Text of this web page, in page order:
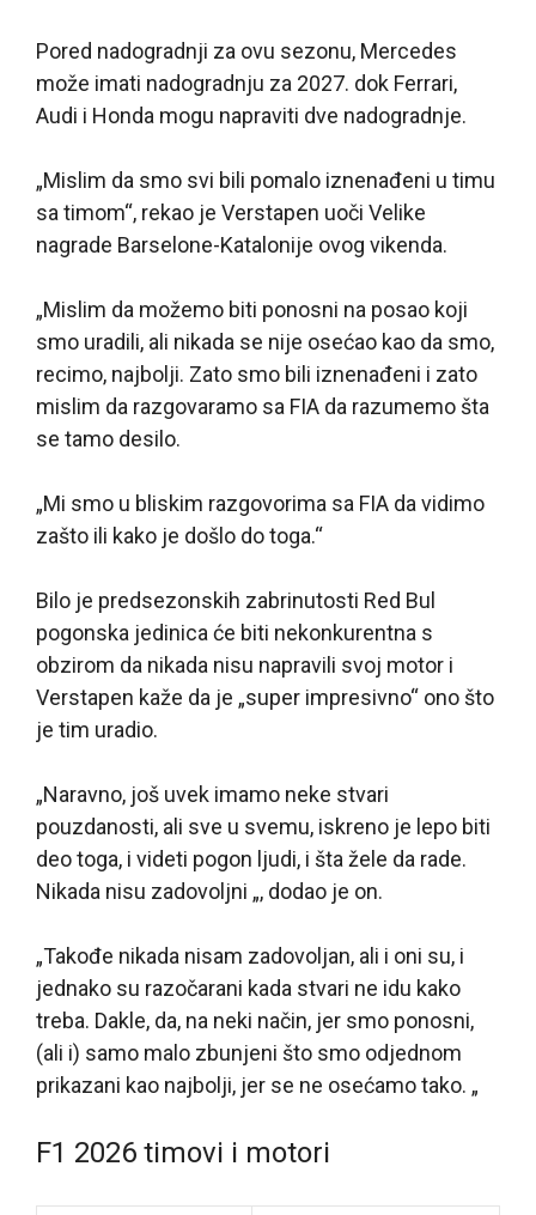
Pored nadogradnji za ovu sezonu, Mercedes
može imati nadogradnju za 2027. dok Ferrari,
Audi i Honda mogu napraviti dve nadogradnje.
„Mislim da smo svi bili pomalo iznenađeni u timu
sa timom“, rekao je Verstapen uoči Velike
nagrade Barselone-Katalonije ovog vikenda.
„Mislim da možemo biti ponosni na posao koji
smo uradili, ali nikada se nije osećao kao da smo,
recimo, najbolji. Zato smo bili iznenađeni i zato
mislim da razgovaramo sa FIA da razumemo šta
se tamo desilo.
„Mi smo u bliskim razgovorima sa FIA da vidimo
zašto ili kako je došlo do toga.“
Bilo je predsezonskih zabrinutosti Red Bul
pogonska jedinica će biti nekonkurentna s
obzirom da nikada nisu napravili svoj motor i
Verstapen kaže da je „super impresivno“ ono što
je tim uradio.
„Naravno, još uvek imamo neke stvari
pouzdanosti, ali sve u svemu, iskreno je lepo biti
deo toga, i videti pogon ljudi, i šta žele da rade.
Nikada nisu zadovoljni „, dodao je on.
„Takođe nikada nisam zadovoljan, ali i oni su, i
jednako su razočarani kada stvari ne idu kako
treba. Dakle, da, na neki način, jer smo ponosni,
(ali i) samo malo zbunjeni što smo odjednom
prikazani kao najbolji, jer se ne osećamo tako. „
F1 2026 timovi i motori